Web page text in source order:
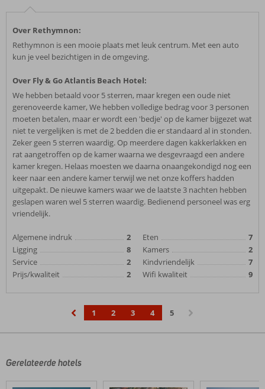
Over Rethymnon:
Rethymnon is een mooie plaats met leuk centrum. Met een auto
kun je veel bezichtigen in de omgeving.
Over Fly & Go Atlantis Beach Hotel:
We hebben betaald voor 5 sterren, maar kregen een oude niet
gerenoveerde kamer, We hebben volledige bedrag voor 3 personen
moeten betalen, maar er wordt een 'bedje' op de kamer bijgezet wat
niet te vergelijken is met de 2 bedden die er standaard al in stonden.
Zeker geen 5 sterren waardig. Op meerdere dagen kakkerlakken en
rat aangetroffen op de kamer waarna we desgevraagd een andere
kamer kregen. Helaas moesten we daarna onaangekondigd nog een
keer naar een andere kamer terwijl we net onze koffers hadden
uitgepakt. De nieuwe kamers waar we de laatste 3 nachten hebben
geslapen waren wel 5 sterren waardig. Bedienend personeel was erg
vriendelijk.
Algemene indruk
2
Ligging
8
Service
2
Prijs/kwaliteit
2
Eten
7
Kamers
2
Kindvriendelijk
7
Wifi kwaliteit
9
1 2 3 4
5
Gerelateerde hotels